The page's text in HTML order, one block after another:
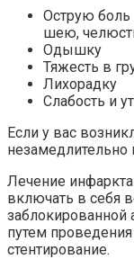
Острую боль
шею,
Одышку
Тяжесть в
Лихорадку
Слабость и
Если у вас
Лечение
включать в себя
заблокированной
путем
стентирование.